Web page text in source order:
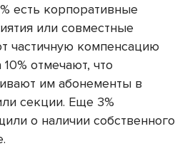
есть корпоративные
или совместные
частичную компенсацию
отмечают, что
им абонементы в
секции. Еще 3%
о наличии собственного